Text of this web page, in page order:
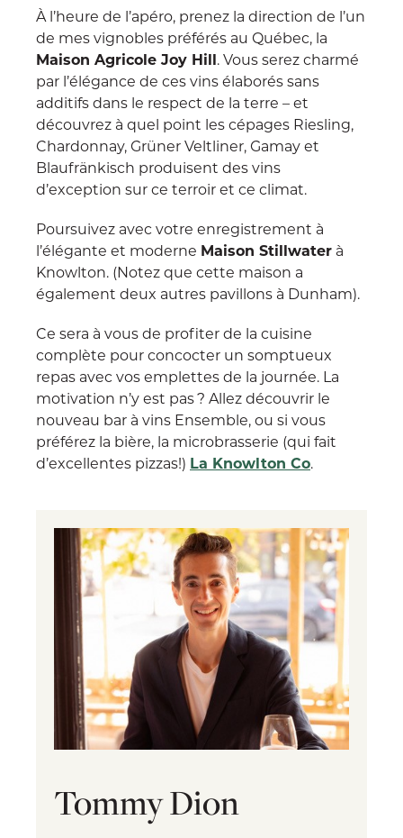
À l’heure de l’apéro, prenez la direction de l’un
de mes vignobles préférés au Québec, la
Maison Agricole Joy Hill. Vous serez charmé
par l’élégance de ces vins élaborés sans
additifs dans le respect de la terre – et
découvrez à quel point les cépages Riesling,
Chardonnay, Grüner Veltliner, Gamay et
Blaufränkisch produisent des vins
d’exception sur ce terroir et ce climat.
Poursuivez avec votre enregistrement à
l’élégante et moderne Maison Stillwater à
Knowlton. (Notez que cette maison a
également deux autres pavillons à Dunham).
Ce sera à vous de profiter de la cuisine
complète pour concocter un somptueux
repas avec vos emplettes de la journée. La
motivation n’y est pas ? Allez découvrir le
nouveau bar à vins Ensemble, ou si vous
préférez la bière, la microbrasserie (qui fait
d’excellentes pizzas!) La Knowlton Co.
Tommy Dion